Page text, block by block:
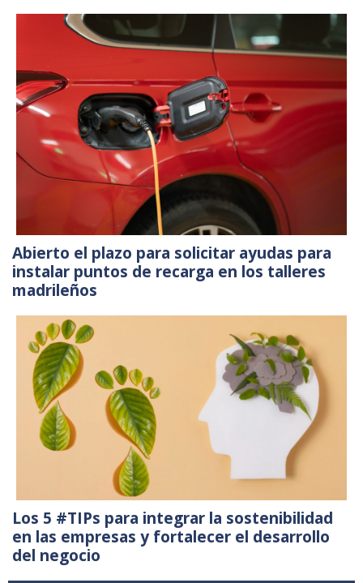
Abierto el plazo para solicitar ayudas para
instalar puntos de recarga en los talleres
madrileños
Los 5 #TIPs para integrar la sostenibilidad
en las empresas y fortalecer el desarrollo
del negocio